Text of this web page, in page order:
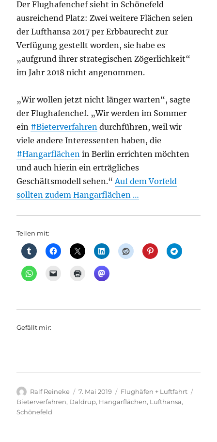
Der Flughafenchef sieht in Schönefeld
ausreichend Platz: Zwei weitere Flächen seien
der Lufthansa 2017 per Erbbaurecht zur
Verfügung gestellt worden, sie habe es
„aufgrund ihrer strategischen Zögerlichkeit“
im Jahr 2018 nicht angenommen.
„Wir wollen jetzt nicht länger warten“, sagte
der Flughafenchef. „Wir werden im Sommer
ein #Bieterverfahren durchführen, weil wir
viele andere Interessenten haben, die
#Hangarflächen in Berlin errichten möchten
und auch hierin ein erträgliches
Geschäftsmodell sehen.“Auf dem Vorfeld
sollten zudem Hangarflächen …
Teilen mit:
Gefällt mir:
Autor
Ralf Reineke
Veröffentlicht
am
7. Mai 2019 Kategorien
Flughäfen + Luftfahrt
Bieterverfahren, Daldrup, Hangarflächen, Lufthansa,
Schönefeld